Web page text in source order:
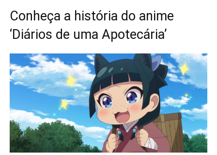
Conheça a história do anime
‘Diários de uma Apotecária’